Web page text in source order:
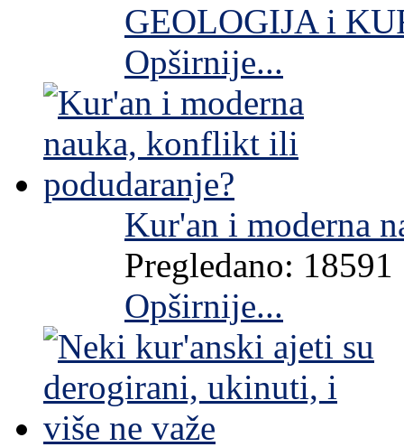
GEOLOGIJA i
Opširnije...
Kur'an i moderna
Pregledano: 18591
Opširnije...